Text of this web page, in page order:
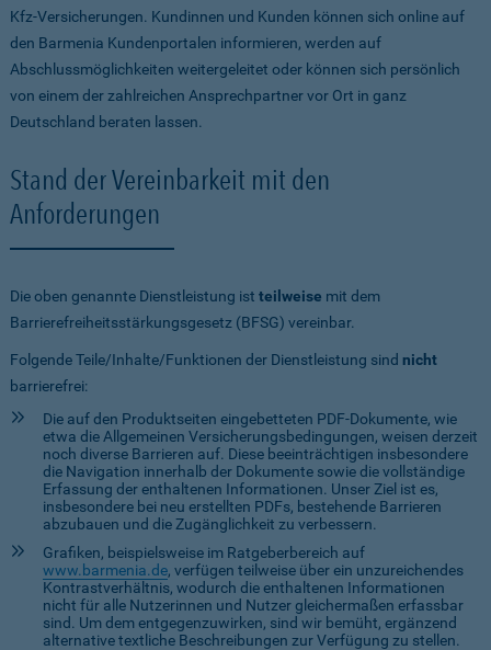
Kfz-Versicherungen. Kundinnen und Kunden können sich online auf
den Barmenia Kundenportalen informieren, werden auf
Abschlussmöglichkeiten weitergeleitet oder können sich persönlich
von einem der zahlreichen Ansprechpartner vor Ort in ganz
Deutschland beraten lassen.
Stand der Vereinbarkeit mit den
Anforderungen
Die oben genannte Dienstleistung ist teilweise mit dem
Barrierefreiheitsstärkungsgesetz (BFSG) vereinbar.
Folgende Teile/Inhalte/Funktionen der Dienstleistung sind nicht
barrierefrei:
Die auf den Produktseiten eingebetteten PDF-Dokumente, wie
etwa die Allgemeinen Versicherungsbedingungen, weisen derzeit
noch diverse Barrieren auf. Diese beeinträchtigen insbesondere
die Navigation innerhalb der Dokumente sowie die vollständige
Erfassung der enthaltenen Informationen. Unser Ziel ist es,
insbesondere bei neu erstellten PDFs, bestehende Barrieren
abzubauen und die Zugänglichkeit zu verbessern.
Grafiken, beispielsweise im Ratgeberbereich auf
www.barmenia.de, verfügen teilweise über ein unzureichendes
Kontrastverhältnis, wodurch die enthaltenen Informationen
nicht für alle Nutzerinnen und Nutzer gleichermaßen erfassbar
sind. Um dem entgegenzuwirken, sind wir bemüht, ergänzend
alternative textliche Beschreibungen zur Verfügung zu stellen.